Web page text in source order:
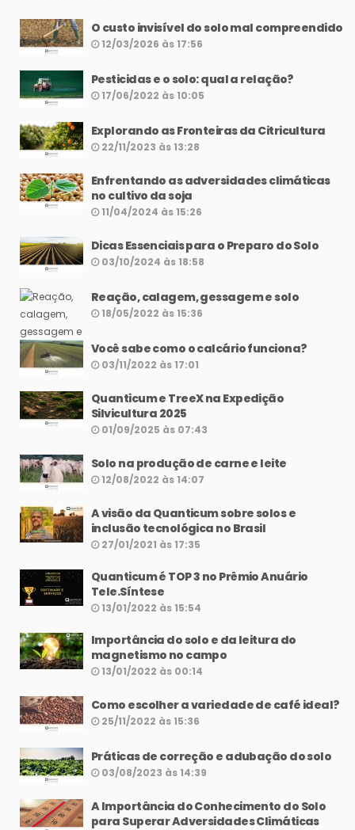
O custo invisível do solo mal compreendido
12/03/2026 às 17:56
Pesticidas e o solo: qual a relação?
17/06/2022 às 10:05
Explorando as Fronteiras da Citricultura
22/11/2023 às 13:28
Enfrentando as adversidades climáticas
no cultivo da soja
11/04/2024 às 15:26
Dicas Essenciais para o Preparo do Solo
03/10/2024 às 18:58
Reação, calagem, gessagem e solo
18/05/2022 às 15:36
Você sabe como o calcário funciona?
03/11/2022 às 17:01
Quanticum e TreeX na Expedição
Silvicultura 2025
01/09/2025 às 07:43
Solo na produção de carne e leite
12/08/2022 às 14:07
A visão da Quanticum sobre solos e
inclusão tecnológica no Brasil
27/01/2021 às 17:35
Quanticum é TOP 3 no Prêmio Anuário
Tele.Síntese
13/01/2022 às 15:54
Importância do solo e da leitura do
magnetismo no campo
13/01/2022 às 00:14
Como escolher a variedade de café ideal?
25/11/2022 às 15:36
Práticas de correção e adubação do solo
03/08/2023 às 14:39
A Importância do Conhecimento do Solo
para Superar Adversidades Climáticas